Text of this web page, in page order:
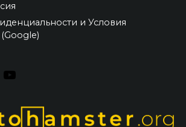
и Условия
Twitter